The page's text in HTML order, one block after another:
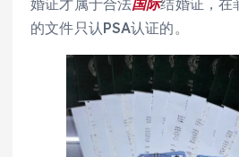
婚证才属于合法国际结婚证，在
的文件只认PSA认证的。